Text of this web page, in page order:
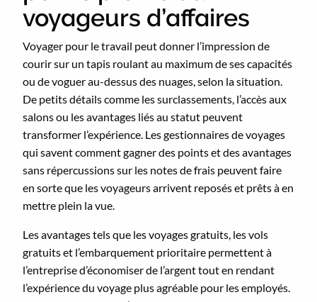
voyageurs d’affaires
Voyager pour le travail peut donner l’impression de
courir sur un tapis roulant au maximum de ses capacités
ou de voguer au-dessus des nuages, selon la situation.
De petits détails comme les surclassements, l’accès aux
salons ou les avantages liés au statut peuvent
transformer l’expérience. Les gestionnaires de voyages
qui savent comment gagner des points et des avantages
sans répercussions sur les notes de frais peuvent faire
en sorte que les voyageurs arrivent reposés et prêts à en
mettre plein la vue.
Les avantages tels que les voyages gratuits, les vols
gratuits et l’embarquement prioritaire permettent à
l’entreprise d’économiser de l’argent tout en rendant
l’expérience du voyage plus agréable pour les employés.